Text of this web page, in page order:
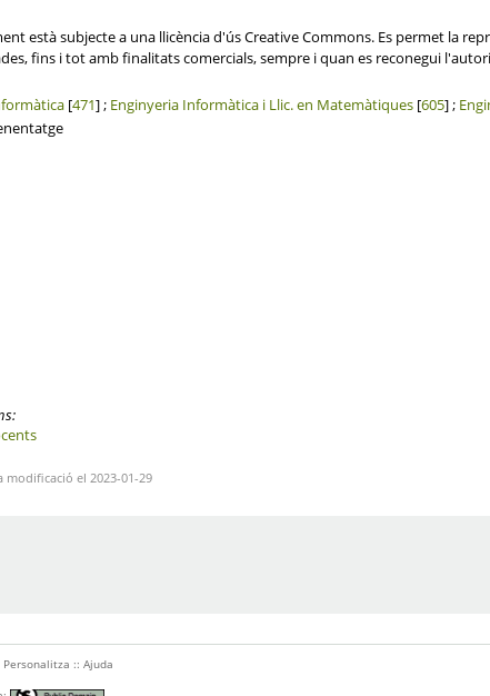
està subjecte a una llicència d'ús Creative Commons. Es permet la
fins i tot amb finalitats comercials, sempre i quan es reconegui
[471] ; Enginyeria Informàtica i Llic. en Matemàtiques[605] ;
modificació el 2023-01-29
Personalitza ::Ajuda